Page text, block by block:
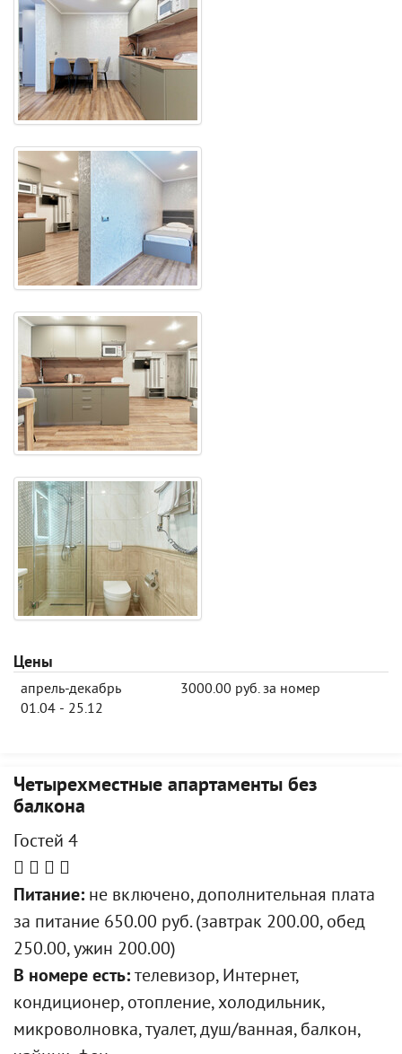
Цены
апрель-декабрь
01.04 - 25.12
3000.00 руб. за номер
Четырехместные апартаменты без
балкона
Гостей 4
Питание: не включено, дополнительная плата
за питание 650.00 руб. (завтрак 200.00, обед
250.00, ужин 200.00)
В номере есть: телевизор, Интернет,
кондиционер, отопление, холодильник,
микроволновка, туалет, душ/ванная, балкон,